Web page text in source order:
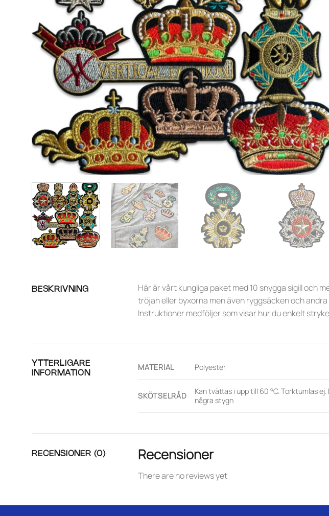
BESKRIVNING
Här är vårt kungliga paket med 10 snygga sigill och
tröjan eller byxorna men även ryggsäcken och
Instruktioner medföljer som visar hur du enkelt
YTTERLIGARE
INFORMATION
MATERIAL Polyester
SKÖTSELRÅD
Kan tvättas i upp till 60 °C. Torktumlas
några stygn
RECENSIONER (0) Recensioner
There are no reviews yet